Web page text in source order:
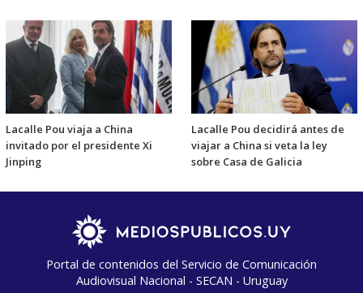
Lacalle Pou viaja a China
invitado por el presidente Xi
Jinping
Lacalle Pou decidirá antes de
viajar a China si veta la ley
sobre Casa de Galicia
Portal de contenidos del Servicio de Comunicación
Audiovisual Nacional - SECAN - Uruguay